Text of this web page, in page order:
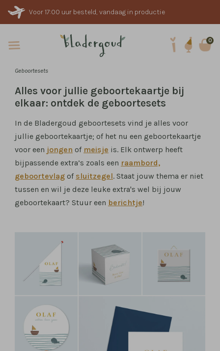
Voor 17:00 uur besteld, vandaag in productie
0
Geboortesets
Alles voor jullie geboortekaartje bij
elkaar: ontdek de geboortesets
In de Bladergoud geboortesets vind je alles voor
jullie geboortekaartje; of het nu een geboortekaartje
voor een jongen of meisje is. Elk ontwerp heeft
bijpassende extra’s zoals een raambord,
geboortevlag of sluitzegel. Staat jouw thema er niet
tussen en wil je deze leuke extra's wel bij jouw
geboortekaart? Stuur een berichtje!